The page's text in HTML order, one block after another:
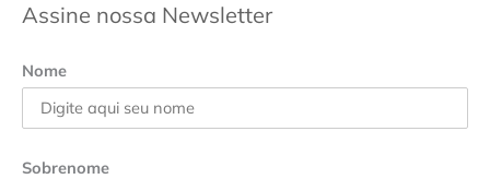
Assine nossa Newsletter
Nome
Sobrenome